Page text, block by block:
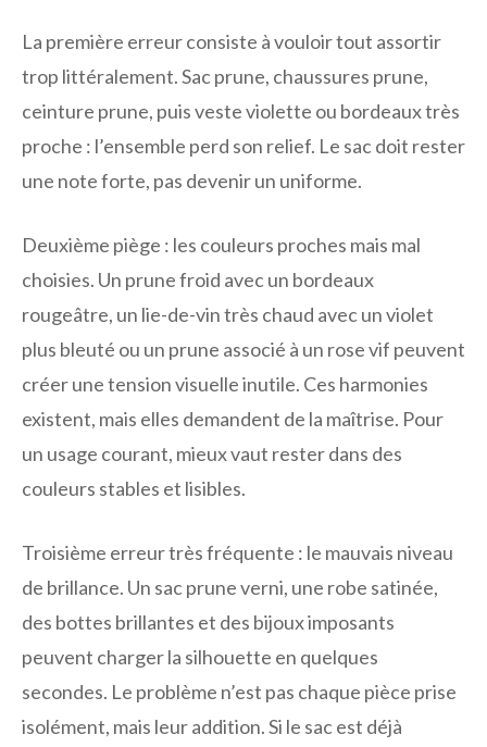
La première erreur consiste à vouloir tout assortir
trop littéralement. Sac prune, chaussures prune,
ceinture prune, puis veste violette ou bordeaux très
proche : l’ensemble perd son relief. Le sac doit rester
une note forte, pas devenir un uniforme.
Deuxième piège : les couleurs proches mais mal
choisies. Un prune froid avec un bordeaux
rougeâtre, un lie-de-vin très chaud avec un violet
plus bleuté ou un prune associé à un rose vif peuvent
créer une tension visuelle inutile. Ces harmonies
existent, mais elles demandent de la maîtrise. Pour
un usage courant, mieux vaut rester dans des
couleurs stables et lisibles.
Troisième erreur très fréquente : le mauvais niveau
de brillance. Un sac prune verni, une robe satinée,
des bottes brillantes et des bijoux imposants
peuvent charger la silhouette en quelques
secondes. Le problème n’est pas chaque pièce prise
isolément, mais leur addition. Si le sac est déjà